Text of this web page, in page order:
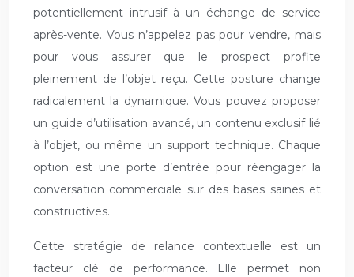
potentiellement intrusif à un échange de service
après-vente. Vous n’appelez pas pour vendre, mais
pour vous assurer que le prospect profite
pleinement de l’objet reçu. Cette posture change
radicalement la dynamique. Vous pouvez proposer
un guide d’utilisation avancé, un contenu exclusif lié
à l’objet, ou même un support technique. Chaque
option est une porte d’entrée pour réengager la
conversation commerciale sur des bases saines et
constructives.
Cette stratégie de relance contextuelle est un
facteur clé de performance. Elle permet non